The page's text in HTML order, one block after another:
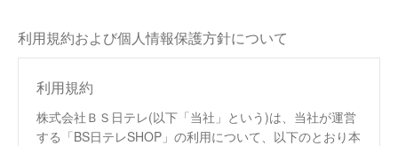
利用規約および個人情報保護方針について
利用規約
株式会社ＢＳ日テレ(以下「当社」という)は、当社が運営
する「BS日テレSHOP」の利用について、以下のとおり本